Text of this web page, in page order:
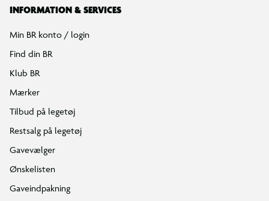
INFORMATION & SERVICES
Min BR konto / login
Find din BR
Klub BR
Mærker
Tilbud på legetøj
Restsalg på legetøj
Gavevælger
Ønskelisten
Gaveindpakning